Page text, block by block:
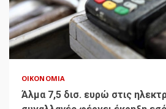
ΟΙΚΟΝΟΜΊΑ
Άλμα 7,5 δισ. ευρώ στις